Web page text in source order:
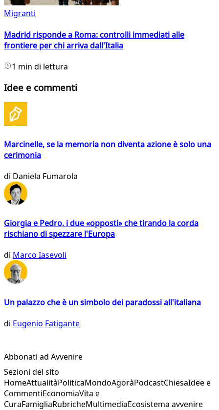
Migranti
Madrid risponde a Roma: controlli immediati alle
frontiere per chi arriva dall'Italia
1 min di lettura
Idee e commenti
Marcinelle, se la memoria non diventa azione è solo una
cerimonia
di Daniela Fumarola
Giorgia e Pedro, i due «opposti» che tirando la corda
rischiano di spezzare l'Europa
di Marco Iasevoli
Un palazzo che è un simbolo dei paradossi all'italiana
di Eugenio Fatigante
Abbonati ad Avvenire
Sezioni del sito
HomeAttualitàPoliticaMondoAgoràPodcastChiesaIdee e
CommentiEconomiaVita e
CuraFamigliaRubricheMultimediaEcosistema avvenire